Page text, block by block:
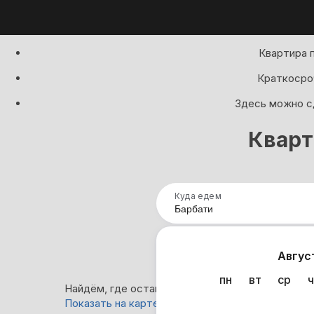
Квартира
Здесь можно
Куда едем
пн
вт ср
Найдём, где остановиться в Барбатившем: 0
Показать на карте